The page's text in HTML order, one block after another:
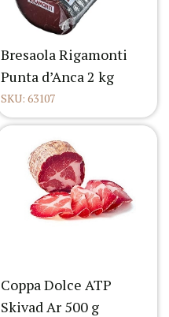
Bresaola Rigamonti
Punta d’Anca 2 kg
SKU: 63107
Coppa Dolce ATP
Skivad Ar 500 g